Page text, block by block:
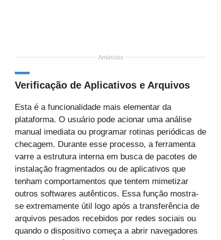
Anúncios
Verificação de Aplicativos e Arquivos
Esta é a funcionalidade mais elementar da
plataforma. O usuário pode acionar uma análise
manual imediata ou programar rotinas periódicas de
checagem. Durante esse processo, a ferramenta
varre a estrutura interna em busca de pacotes de
instalação fragmentados ou de aplicativos que
tenham comportamentos que tentem mimetizar
outros softwares autênticos. Essa função mostra-
se extremamente útil logo após a transferência de
arquivos pesados recebidos por redes sociais ou
quando o dispositivo começa a abrir navegadores